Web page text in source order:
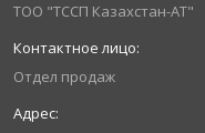
ТОО "ТССП Казахстан-АТ"
Отдел продаж